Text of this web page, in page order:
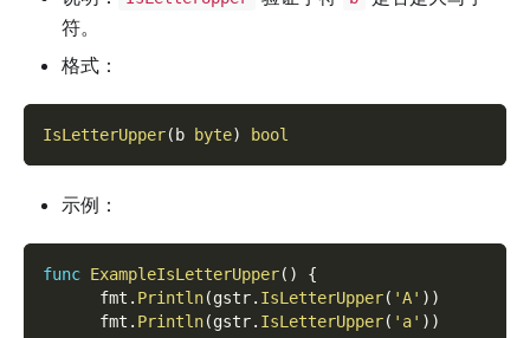
符。
格式：
IsLetterUpper( b byte) bool
示例：
func ExampleIsLetterUpper( )
{
      fmt
. Println(gstr. IsLetterUpper( 'A' ) )
      fmt
. Println(gstr. IsLetterUpper( 'a' ) )